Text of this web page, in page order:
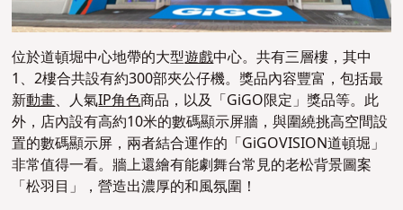
位於道頓堀中心地帶的大型遊戲中心。共有三層樓，其中
1、2樓合共設有約300部夾公仔機。獎品內容豐富，包括最
新動畫、人氣IP角色商品，以及「GiGO限定」獎品等。此
外，店內設有高約10米的數碼顯示屏牆，與圍繞挑高空間設
置的數碼顯示屏，兩者結合運作的「GiGOVISION道頓堀」
非常值得一看。牆上還繪有能劇舞台常見的老松背景圖案
「松羽目」，營造出濃厚的和風氛圍！